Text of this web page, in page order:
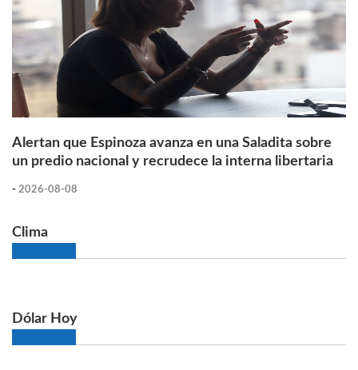
Alertan que Espinoza avanza en una Saladita sobre
un predio nacional y recrudece la interna libertaria
- 2026-08-08
Clima
Dólar Hoy